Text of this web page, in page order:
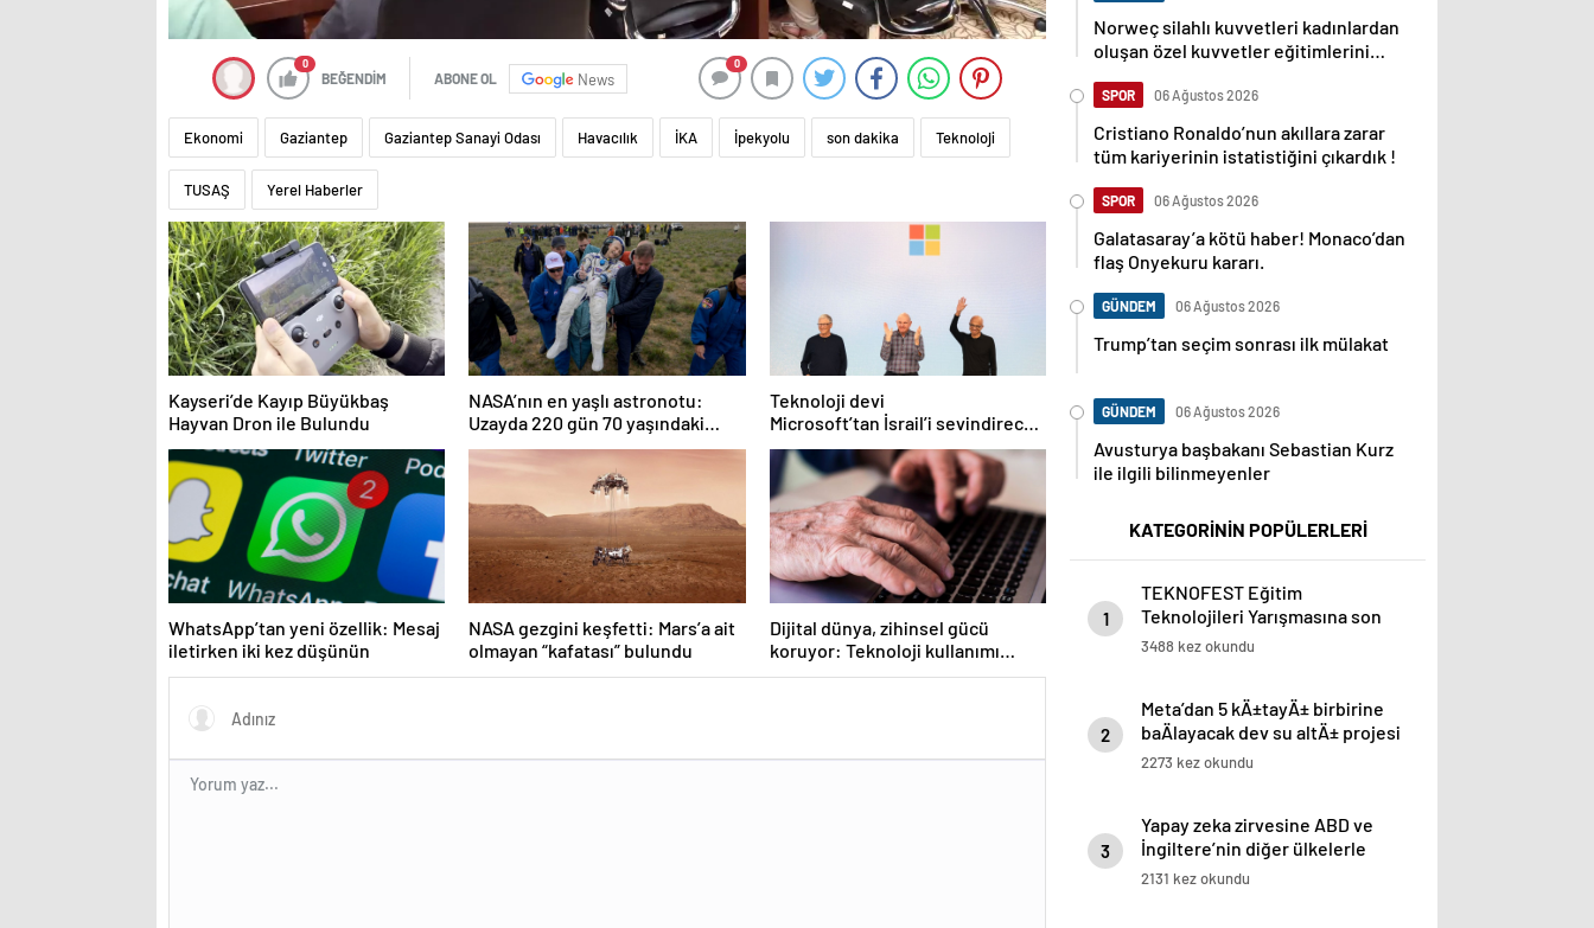
0
BEĞENDİM ABONE OL News
0
Ekonomi Gaziantep Gaziantep Sanayi Odası Havacılık İKA İpekyolu son dakika Teknoloji
TUSAŞ Yerel Haberler
Kayseri’de Kayıp Büyükbaş
Hayvan Dron ile Bulundu
NASA’nın en yaşlı astronotu:
Uzayda 220 gün 70 yaşındaki
birine ne yapar?
Teknoloji devi
Microsoft’tan İsrail’i sevindirecek
haber
WhatsApp’tan yeni özellik: Mesaj
iletirken iki kez düşünün
NASA gezgini keşfetti: Mars’a ait
olmayan “kafatası” bulundu
Dijital dünya, zihinsel gücü
koruyor: Teknoloji kullanımı
demansa kalkan olabilir
Norweç silahlı kuvvetleri kadınlardan
oluşan özel kuvvetler eğitimlerini
SPOR 06 Ağustos 2026
Cristiano Ronaldo’nun akıllara zarar
tüm kariyerinin istatistiğini çıkardık !
SPOR 06 Ağustos 2026
Galatasaray’a kötü haber! Monaco’dan
flaş Onyekuru kararı.
GÜNDEM 06 Ağustos 2026
Trump’tan seçim sonrası ilk mülakat
GÜNDEM 06 Ağustos 2026
Avusturya başbakanı Sebastian Kurz
ile ilgili bilinmeyenler
KATEGORİNİN POPÜLERLERİ
1
TEKNOFEST Eğitim
Teknolojileri Yarışmasına son
başvuru tarihi 20 Şubat
3488 kez okundu
2
Meta’dan 5 kÄ±tayÄ± birbirine
baÄlayacak dev su altÄ± projesi
2273 kez okundu
3
Yapay zeka zirvesine ABD ve
İngiltere’nin diğer ülkelerle
görüş ayrılığı damga vurdu
2131 kez okundu